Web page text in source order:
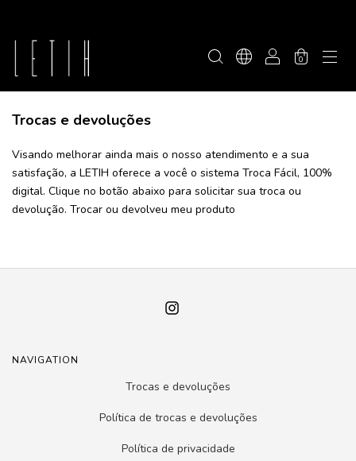
0
Trocas e devoluções
Visando melhorar ainda mais o nosso atendimento e a sua
satisfação, a LETIH oferece a você o sistema Troca Fácil, 100%
digital. Clique no botão abaixo para solicitar sua troca ou
devolução. Trocar ou devolveu meu produto
NAVIGATION
Trocas e devoluções
Política de trocas e devoluções
Política de privacidade